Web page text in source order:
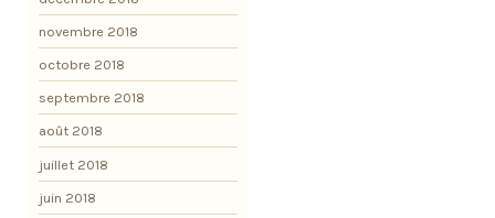
novembre 2018
octobre 2018
septembre 2018
août 2018
juillet 2018
juin 2018